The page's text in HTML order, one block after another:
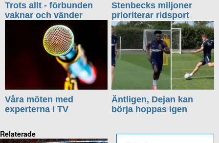
Trots allt - förbunden
vaknar och vänder
Stenbecks miljoner
prioriterar ridsport
Våra möten med
experterna i TV
Äntligen, Dejan kan
börja hoppas igen
Relaterade